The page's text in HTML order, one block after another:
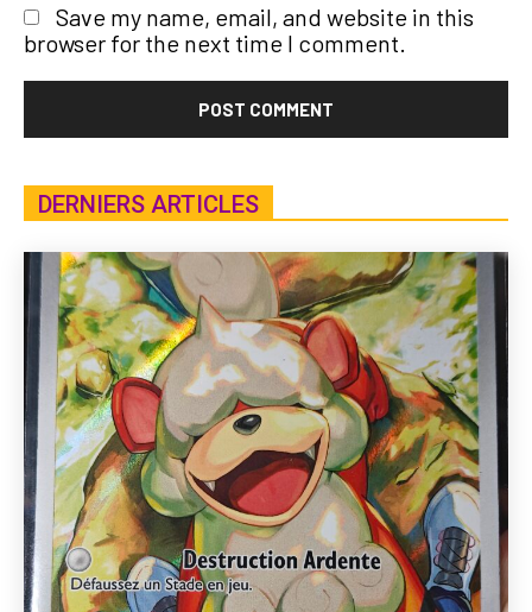
Save my name, email, and website in this
browser for the next time I comment.
DERNIERS ARTICLES